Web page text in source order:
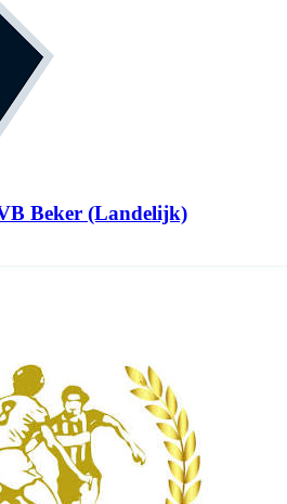
Beker (Landelijk)